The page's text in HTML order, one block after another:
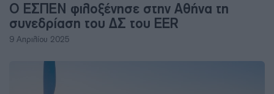
Ο ΕΣΠΕΝ φιλοξένησε στην Αθήνα τη
συνεδρίαση του ΔΣ του EER
9 Απριλίου 2025